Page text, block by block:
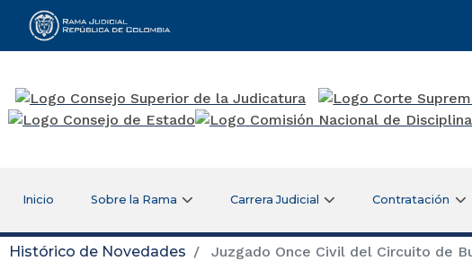
Rama Judicial
Inicio Sobre la Rama Carrera Judicial Contratación
Histórico de Novedades Juzgado Once Civil del Circuito de